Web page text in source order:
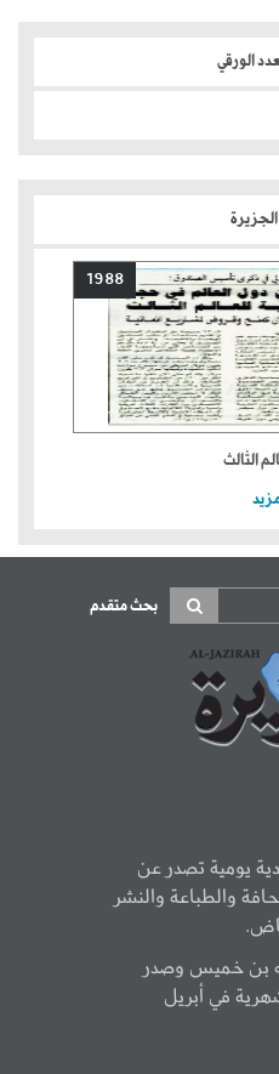
الورقي
1988
الثالث
بحث متقدم
يومية تصدر عن
والطباعة والنشر
بن خميس وصدر
في أبريل